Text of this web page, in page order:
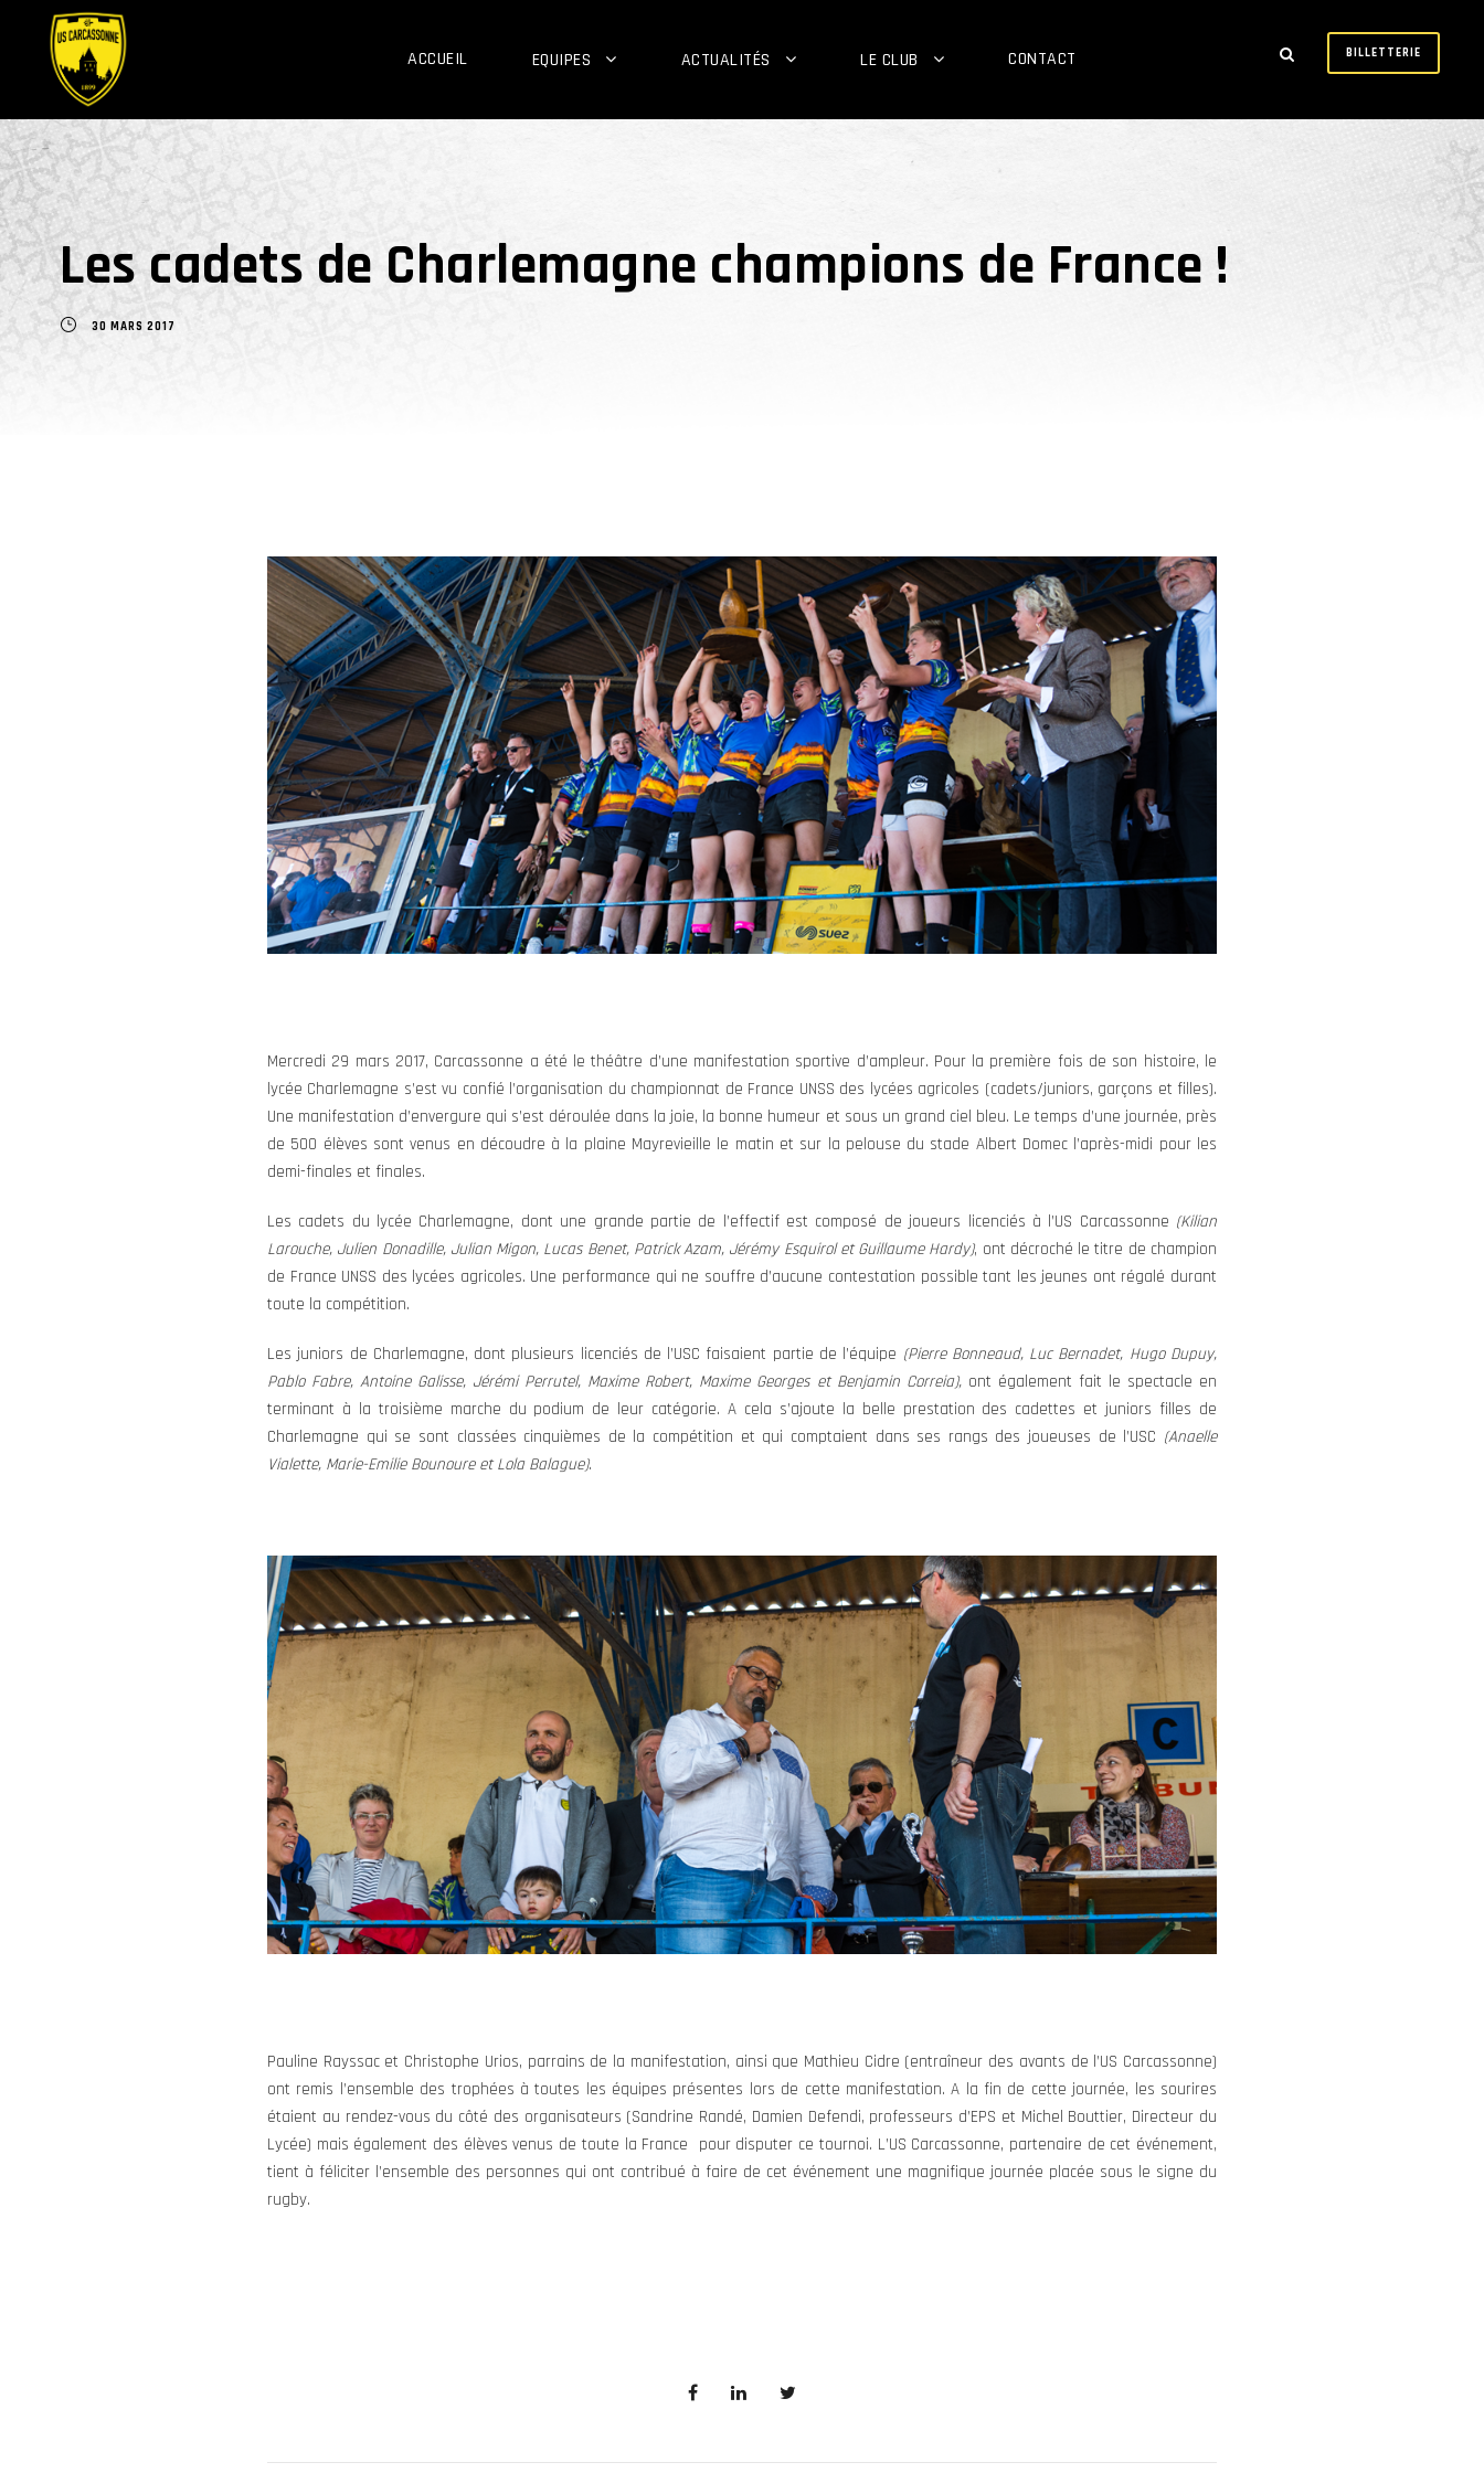
ACCUEIL EQUIPES ACTUALITÉS LE CLUB CONTACT BILLETTERIE
Les cadets de Charlemagne champions de France !
30 MARS 2017
Mercredi 29 mars 2017, Carcassonne a été le théâtre d’une manifestation sportive d’ampleur. Pour la première fois de son histoire, le
lycée Charlemagne s’est vu confié l’organisation du championnat de France UNSS des lycées agricoles (cadets/juniors, garçons et filles).
Une manifestation d’envergure qui s’est déroulée dans la joie, la bonne humeur et sous un grand ciel bleu. Le temps d’une journée, près
de 500 élèves sont venus en découdre à la plaine Mayrevieille le matin et sur la pelouse du stade Albert Domec l’après-midi pour les
demi-finales et finales.
Les cadets du lycée Charlemagne, dont une grande partie de l’effectif est composé de joueurs licenciés à l’US Carcassonne (Kilian
Larouche, Julien Donadille, Julian Migon, Lucas Benet, Patrick Azam, Jérémy Esquirol et Guillaume Hardy), ont décroché le titre de champion
de France UNSS des lycées agricoles. Une performance qui ne souffre d’aucune contestation possible tant les jeunes ont régalé durant
toute la compétition.
Les juniors de Charlemagne, dont plusieurs licenciés de l’USC faisaient partie de l’équipe (Pierre Bonneaud, Luc Bernadet, Hugo Dupuy,
Pablo Fabre, Antoine Galisse, Jérémi Perrutel, Maxime Robert, Maxime Georges et Benjamin Correia), ont également fait le spectacle en
terminant à la troisième marche du podium de leur catégorie. A cela s’ajoute la belle prestation des cadettes et juniors filles de
Charlemagne qui se sont classées cinquièmes de la compétition et qui comptaient dans ses rangs des joueuses de l’USC (Anaelle
Vialette, Marie-Emilie Bounoure et Lola Balague).
Pauline Rayssac et Christophe Urios, parrains de la manifestation, ainsi que Mathieu Cidre (entraîneur des avants de l’US Carcassonne)
ont remis l’ensemble des trophées à toutes les équipes présentes lors de cette manifestation. A la fin de cette journée, les sourires
étaient au rendez-vous du côté des organisateurs (Sandrine Randé, Damien Defendi, professeurs d’EPS et Michel Bouttier, Directeur du
Lycée) mais également des élèves venus de toute la France pour disputer ce tournoi. L’US Carcassonne, partenaire de cet événement,
tient à féliciter l’ensemble des personnes qui ont contribué à faire de cet événement une magnifique journée placée sous le signe du
rugby.